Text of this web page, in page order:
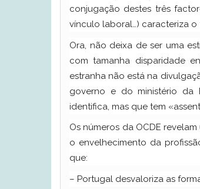
conjugação destes três
vínculo laboral…) caracteriza
Ora, não deixa de ser uma
com tamanha disparidade
estranha não está na
governo e do ministério da
identifica, mas que tem
Os números da OCDE
o envelhecimento da
que:
– Portugal desvaloriza as